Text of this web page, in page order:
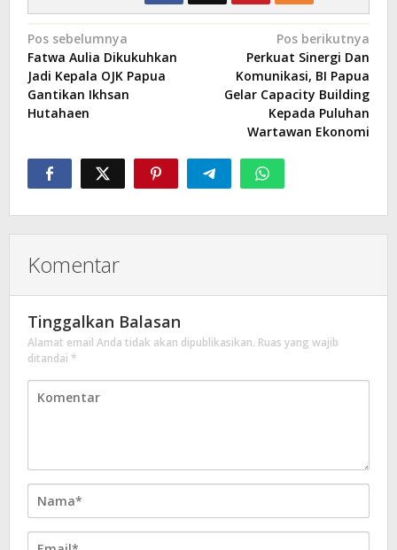
Navigasi
pos
Pos sebelumnya
Fatwa Aulia Dikukuhkan
Jadi Kepala OJK Papua
Gantikan Ikhsan
Hutahaen
Pos berikutnya
Perkuat Sinergi Dan
Komunikasi, BI Papua
Gelar Capacity Building
Kepada Puluhan
Wartawan Ekonomi
Komentar
Tinggalkan Balasan
Alamat email Anda tidak akan dipublikasikan. Ruas yang wajib
ditandai *